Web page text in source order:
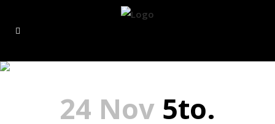
24 Nov 5to.